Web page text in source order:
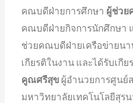
คณบดีฝ่ายการศึกษา ผู้ช่วย
คณบดีฝ่ายกิจการนักศึกษา
ช่วยคณบดีฝ่ายเครือข่ายนา
เกียรติในงาน และได้รับเกีย
คูณศรีสุข ผู้อำนวยการศูน
มหาวิทยาลัยเทคโนโลยีสุร